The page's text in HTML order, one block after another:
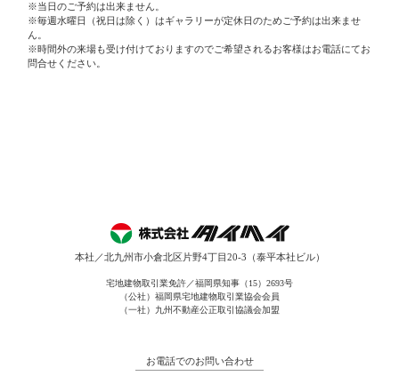
※当日のご予約は出来ません。
※毎週水曜日（祝日は除く）はギャラリーが定休日のためご予約は出来ませ
ん。
※時間外の来場も受け付けておりますのでご希望されるお客様はお電話にてお
問合せください。
本社／北九州市小倉北区片野4丁目20-3（泰平本社ビル）
宅地建物取引業免許／福岡県知事（15）2693号
（公社）福岡県宅地建物取引業協会会員
（一社）九州不動産公正取引協議会加盟
お電話でのお問い合わせ